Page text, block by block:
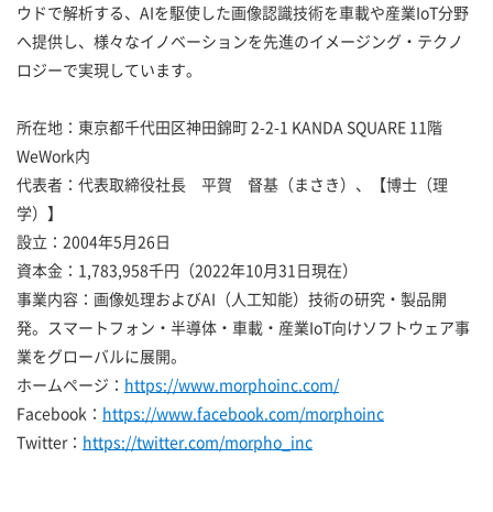
ウドで解析する、AIを駆使した画像認識技術を車載や産業IoT分野
へ提供し、様々なイノベーションを先進のイメージング・テクノ
ロジーで実現しています。
所在地：東京都千代田区神田錦町 2-2-1 KANDA SQUARE 11階
WeWork内
代表者：代表取締役社長 平賀 督基（まさき）、【博士（理
学）】
設立：2004年5月26日
資本金：1,783,958千円（2022年10月31日現在）
事業内容：画像処理およびAI（人工知能）技術の研究・製品開
発。スマートフォン・半導体・車載・産業IoT向けソフトウェア事
業をグローバルに展開。
ホームページ： https://www.morphoinc.com/
Facebook： https://www.facebook.com/morphoinc
Twitter： https://twitter.com/morpho_inc